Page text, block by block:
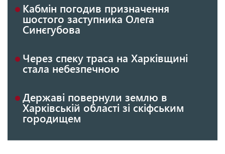
Кабмін погодив призначення
шостого заступника Олега
Синєгубова
Через спеку траса на Харківщині
стала небезпечною
Державі повернули землю в
Харківській області зі скіфським
городищем